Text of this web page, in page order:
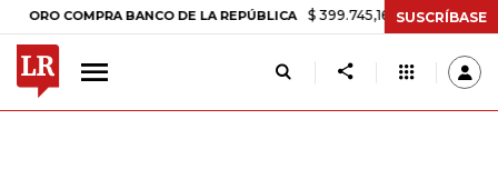
BANCO DE LA REPÚBLICA $ 399.745,16 +$ 2.295,71 +0,58%
SUSCRÍBASE